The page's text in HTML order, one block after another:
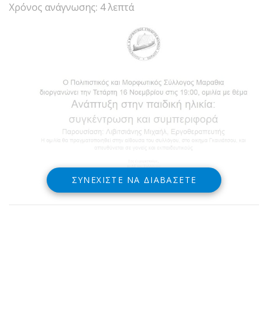
Χρόνος ανάγνωσης: 4 λεπτά
ΣΥΝΕΧΊΣΤΕ ΝΑ ΔΙΑΒΆΣΕΤΕ